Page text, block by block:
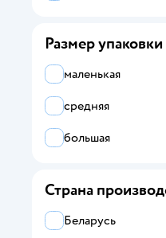
Размер упаковки
маленькая
средняя
большая
Страна
Беларусь